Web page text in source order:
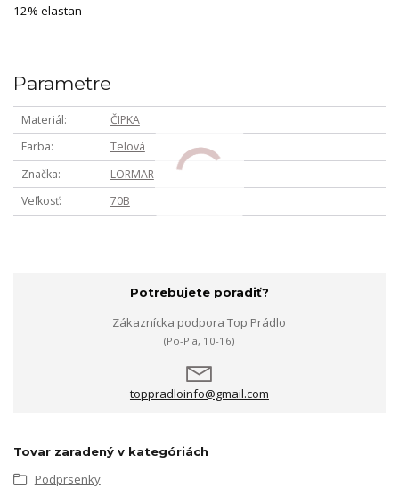
12% elastan
Parametre
Materiál
ČIPKA
Farba
Telová
Značka
LORMAR
Veľkosť
70B
Potrebujete poradiť?
Zákaznícka podpora Top Prádlo
(Po-Pia, 10-16)
toppradloinfo@gmail.com
Tovar zaradený v kategóriách
Podprsenky